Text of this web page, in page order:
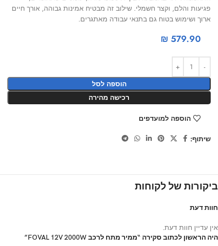
פגיעות והלם, וקצר חשמלי. שילוב זה מבטיח אמינות גבוהה, אורך חיים
ארוך ושימוש בטוח גם בתנאי עבודה מאתגרים.
₪ 579.90
הוספה לסל
רכישה מהירה
הוספה למועדפים
שיתוף:
ביקורות של לקוחות
חוות דעת
אין עדיין חוות דעת.
היה הראשון לכתוב סקירה “ממיר מתח לרכב FOVAL 12V 2000W”